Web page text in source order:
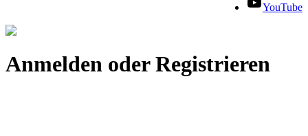
YouTube
Anmelden oder Registrieren